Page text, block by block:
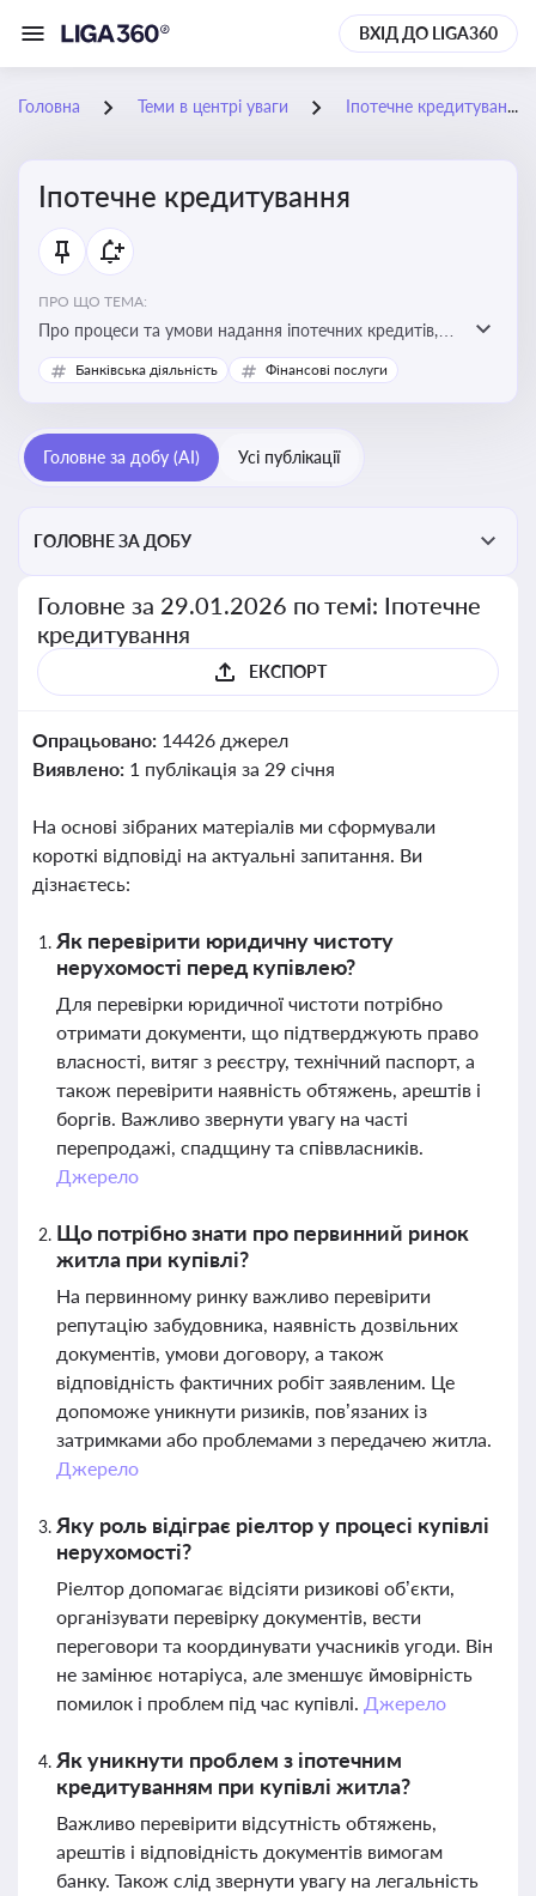
ВХІД ДО LIGA360
Головна Теми в центрі уваги Іпотечне кредитування
Іпотечне кредитування
ПРО ЩО ТЕМА:
Про процеси та умови надання іпотечних кредитів,
зміни у законодавстві та тенденції на ринку житла
Банківська діяльність Фінансові послуги
Головне за добу (AI) Усі публікації
ГОЛОВНЕ ЗА ДОБУ
Головне за 29.01.2026 по темі: Іпотечне
кредитування
ЕКСПОРТ
Опрацьовано: 14426 джерел
Виявлено: 1 публікація за 29 січня
На основі зібраних матеріалів ми сформували
короткі відповіді на актуальні запитання. Ви
дізнаєтесь:
Як перевірити юридичну чистоту
нерухомості перед купівлею?
Для перевірки юридичної чистоти потрібно
отримати документи, що підтверджують право
власності, витяг з реєстру, технічний паспорт, а
також перевірити наявність обтяжень, арештів і
боргів. Важливо звернути увагу на часті
перепродажі, спадщину та співвласників.
Джерело
Що потрібно знати про первинний ринок
житла при купівлі?
На первинному ринку важливо перевірити
репутацію забудовника, наявність дозвільних
документів, умови договору, а також
відповідність фактичних робіт заявленим. Це
допоможе уникнути ризиків, пов’язаних із
затримками або проблемами з передачею житла.
Джерело
Яку роль відіграє ріелтор у процесі купівлі
нерухомості?
Ріелтор допомагає відсіяти ризикові об’єкти,
організувати перевірку документів, вести
переговори та координувати учасників угоди. Він
не замінює нотаріуса, але зменшує ймовірність
помилок і проблем під час купівлі. Джерело
Як уникнути проблем з іпотечним
кредитуванням при купівлі житла?
Важливо перевірити відсутність обтяжень,
арештів і відповідність документів вимогам
банку. Також слід звернути увагу на легальність